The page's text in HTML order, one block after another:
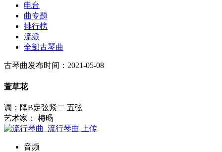
电台
曲专题
排行榜
流派
全部古琴曲
古琴曲发布时间：2021-05-08
萱草花
调：降B定弦紧二 五弦
艺术家： 梅旸
流行琴曲
上传
音频